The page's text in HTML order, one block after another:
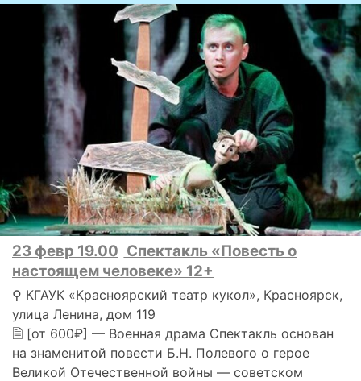
23 февр 19.00 Спектакль «Повесть о
настоящем человеке» 12+
⚲ КГАУК «Красноярский театр кукол», Красноярск,
улица Ленина, дом 119
🗎 [от 600₽] — Военная драма Спектакль основан
на знаменитой повести Б.Н. Полевого о герое
Великой Отечественной войны — советском